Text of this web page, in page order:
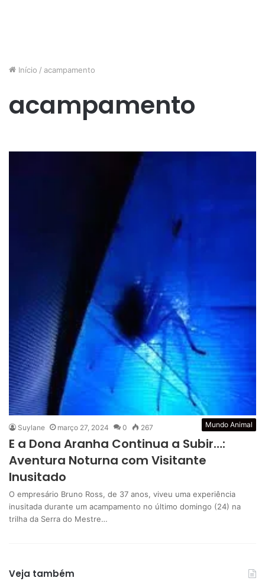
Início / acampamento
acampamento
Mundo Animal
Suylane março 27, 2024 0 267
E a Dona Aranha Continua a Subir…:
Aventura Noturna com Visitante
Inusitado
O empresário Bruno Ross, de 37 anos, viveu uma experiência
inusitada durante um acampamento no último domingo (24) na
trilha da Serra do Mestre…
Veja também